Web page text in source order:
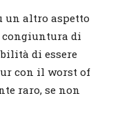
un altro aspetto
congiuntura di
di essere
con il worst of
raro, se non